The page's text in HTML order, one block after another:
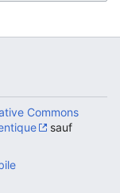
Commons
sauf